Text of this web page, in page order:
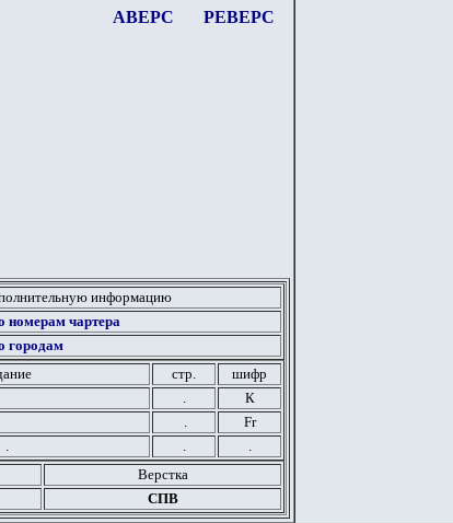
АВЕРС РЕВЕРС
информацию
номерам чартера
городам
стр.
шифр
.
К
.
Fr
. .
.
Верстка
СПВ